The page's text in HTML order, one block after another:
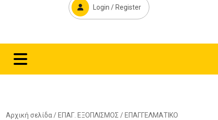
Login / Register
Αρχική σελίδα / ΕΠΑΓ. ΕΞΟΠΛΙΣΜΟΣ / ΕΠΑΓΓΕΛΜΑΤΙΚΟ